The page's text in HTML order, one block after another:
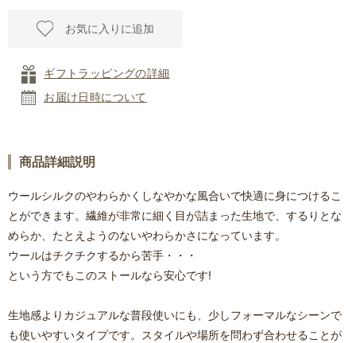
お気に入りに追加
ギフトラッピングの詳細
お届け日時について
商品詳細説明
ウールシルクのやわらかくしなやかな風合いで快適に身につけるこ
とができます。繊維が非常に細く目が詰まった生地で、するりとな
めらか、たとえようのないやわらかさになっています。
ウールはチクチクするから苦手・・・
という方でもこのストールなら安心です!
生地感よりカジュアルな普段使いにも、少しフォーマルなシーンで
も使いやすいタイプです。スタイルや場所を問わず合わせることが